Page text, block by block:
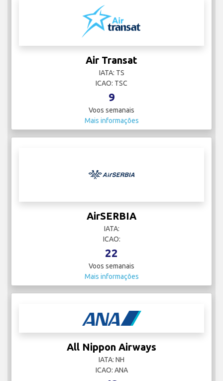
Air Transat
IATA: TS
ICAO: TSC
9
Voos semanais
Mais informações
AirSERBIA
IATA:
ICAO:
22
Voos semanais
Mais informações
All Nippon Airways
IATA: NH
ICAO: ANA